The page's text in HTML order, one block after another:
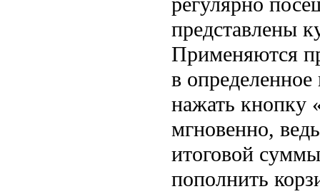
представлены
Применяются
в
нажать кнопку
мгновенно,
итоговой
пополнить